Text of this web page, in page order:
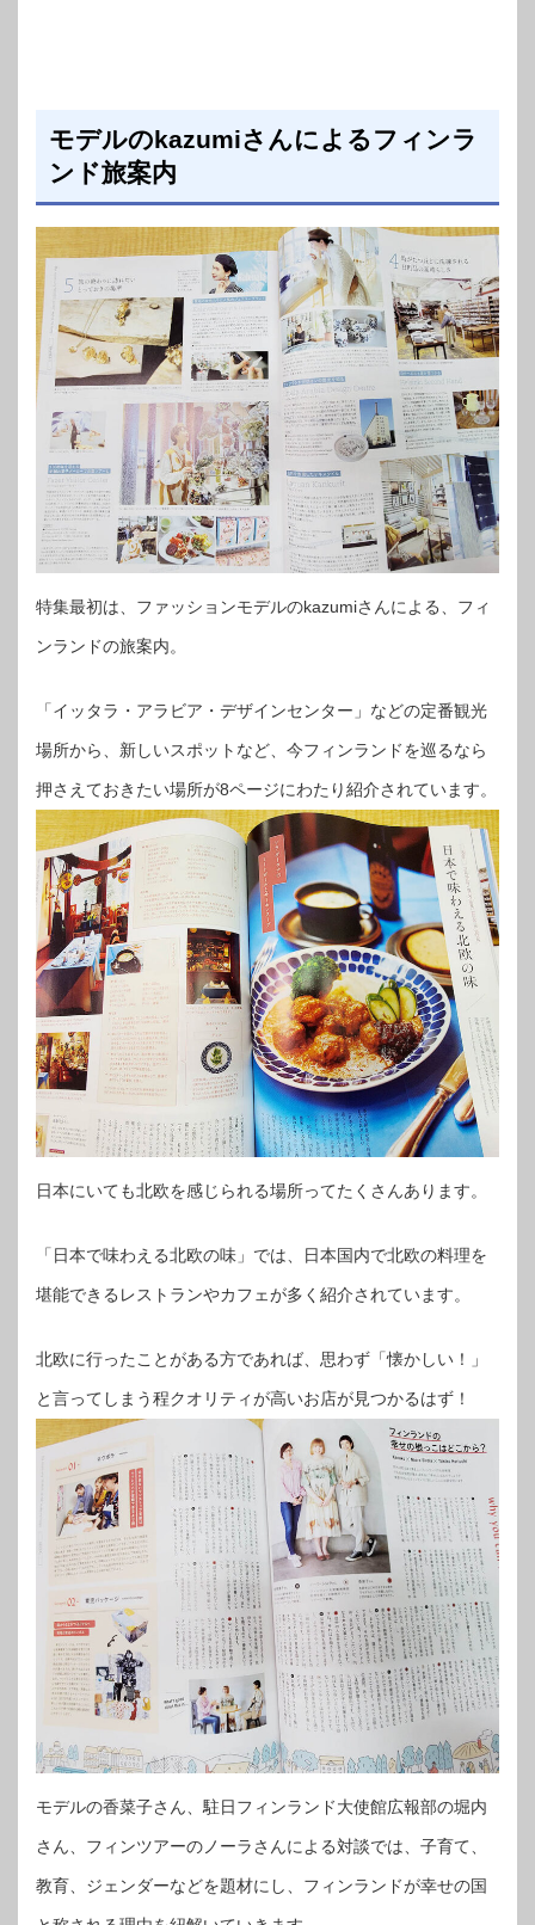
モデルのkazumiさんによるフィンラ
ンド旅案内
特集最初は、ファッションモデルのkazumiさんによる、フィ
ンランドの旅案内。
「イッタラ・アラビア・デザインセンター」などの定番観光
場所から、新しいスポットなど、今フィンランドを巡るなら
押さえておきたい場所が8ページにわたり紹介されています。
日本にいても北欧を感じられる場所ってたくさんあります。
「日本で味わえる北欧の味」では、日本国内で北欧の料理を
堪能できるレストランやカフェが多く紹介されています。
北欧に行ったことがある方であれば、思わず「懐かしい！」
と言ってしまう程クオリティが高いお店が見つかるはず！
モデルの香菜子さん、駐日フィンランド大使館広報部の堀内
さん、フィンツアーのノーラさんによる対談では、子育て、
教育、ジェンダーなどを題材にし、フィンランドが幸せの国